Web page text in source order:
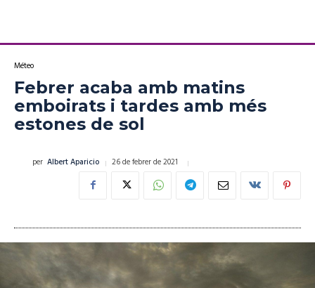
Méteo
Febrer acaba amb matins
emboirats i tardes amb més
estones de sol
per Albert Aparicio 26 de febrer de 2021